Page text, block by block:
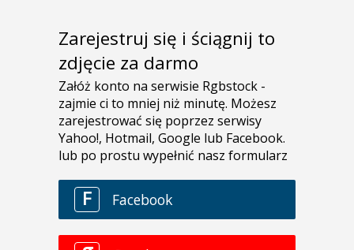
Zarejestruj się i ściągnij to
zdjęcie za darmo